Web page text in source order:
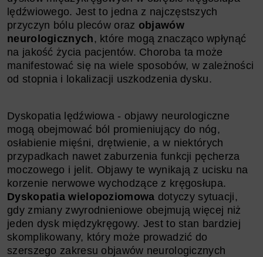
lędźwiowego. Jest to jedna z najczęstszych
przyczyn bólu pleców oraz objawów
neurologicznych, które mogą znacząco wpłynąć
na jakość życia pacjentów. Choroba ta może
manifestować się na wiele sposobów, w zależności
od stopnia i lokalizacji uszkodzenia dysku.
Dyskopatia lędźwiowa - objawy neurologiczne
mogą obejmować ból promieniujący do nóg,
osłabienie mięśni, drętwienie, a w niektórych
przypadkach nawet zaburzenia funkcji pęcherza
moczowego i jelit. Objawy te wynikają z ucisku na
korzenie nerwowe wychodzące z kręgosłupa.
Dyskopatia wielopoziomowa dotyczy sytuacji,
gdy zmiany zwyrodnieniowe obejmują więcej niż
jeden dysk międzykręgowy. Jest to stan bardziej
skomplikowany, który może prowadzić do
szerszego zakresu objawów neurologicznych